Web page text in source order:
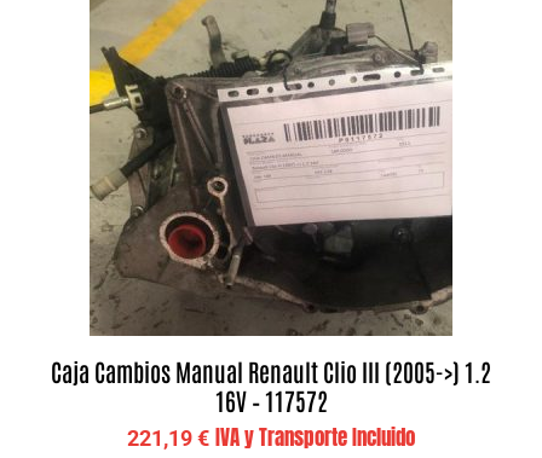
Caja Cambios Manual Renault Clio III (2005->) 1.2
16V – 117572
221,19€ IVA y Transporte Incluido